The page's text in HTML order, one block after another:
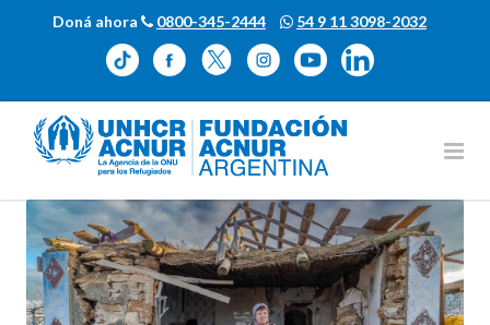
Doná ahora 0800-345-2444 54 9 11 3098-2032